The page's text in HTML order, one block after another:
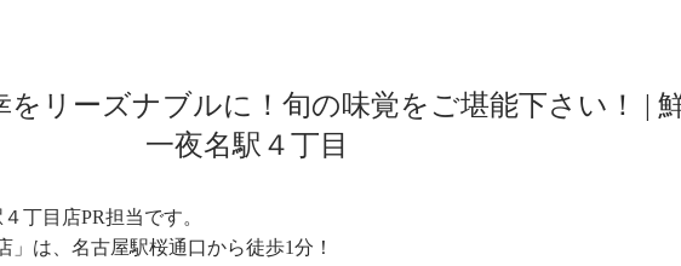
をリーズナブルに！旬の味覚をご堪能下さい！ |
一夜名駅４丁目
丁目店PR担当です。
」は、名古屋駅桜通口から徒歩1分！